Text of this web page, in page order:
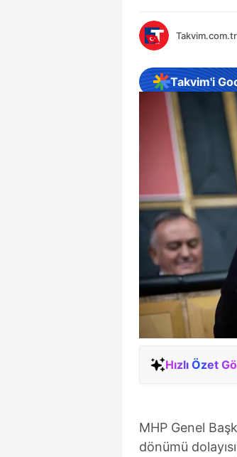
Takvim.com.tr
Takvim'i
Hızlı Özet
MHP Genel
dönümü